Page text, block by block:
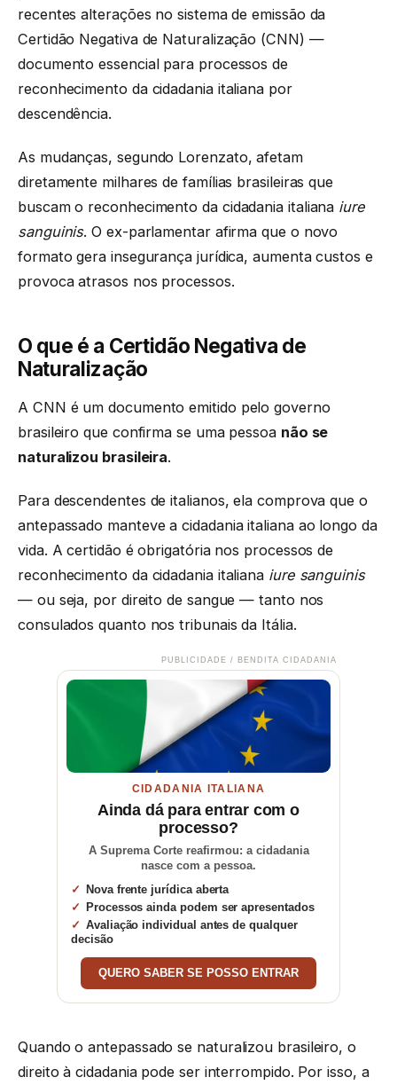
recentes alterações no sistema de emissão da
Certidão Negativa de Naturalização (CNN) —
documento essencial para processos de
reconhecimento da cidadania italiana por
descendência.
As mudanças, segundo Lorenzato, afetam
diretamente milhares de famílias brasileiras que
buscam o reconhecimento da cidadania italiana iure
sanguinis. O ex-parlamentar afirma que o novo
formato gera insegurança jurídica, aumenta custos e
provoca atrasos nos processos.
O que é a Certidão Negativa de
Naturalização
A CNN é um documento emitido pelo governo
brasileiro que confirma se uma pessoa não se
naturalizou brasileira.
Para descendentes de italianos, ela comprova que o
antepassado manteve a cidadania italiana ao longo da
vida. A certidão é obrigatória nos processos de
reconhecimento da cidadania italiana iure sanguinis
— ou seja, por direito de sangue — tanto nos
consulados quanto nos tribunais da Itália.
PUBLICIDADE / BENDITA CIDADANIA
CIDADANIA ITALIANA
Ainda dá para entrar com o
processo?
A Suprema Corte reafirmou: a cidadania
nasce com a pessoa.
Nova frente jurídica aberta
Processos ainda podem ser apresentados
Avaliação individual antes de qualquer
decisão
QUERO SABER SE POSSO ENTRAR
Quando o antepassado se naturalizou brasileiro, o
direito à cidadania pode ser interrompido. Por isso, a